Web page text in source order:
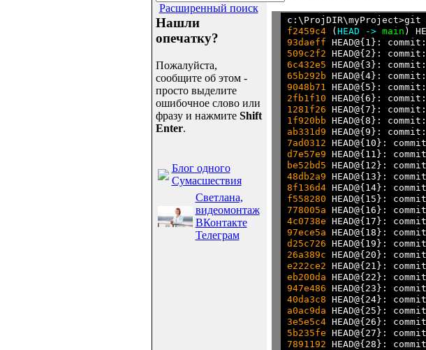
Расширенный поиск
Нашли
опечатку?
Пожалуйста,
сообщите об этом -
просто выделите
ошибочное слово или
фразу и нажмите Shift
Enter.
Блог одного
Сумасшествия
Светлана,
видеомонтаж
ВКонтакте
Телеграм
f2459c4 ( HEAD -> main
93daeff
509c2f2
6c432e5
65b292b
9048b71
2fb1f10
1281f26
1f920bb
ab331d9
7ad0312
d7e57e9
be52bd5
48db2a9
8f136d4
f558280
778005a
4c0738e
97ece5a
d25c726
26a389c
e222ce2
eb200da
947e486
40da3c8
a0ac9da
3e5e5c4
5b235fe
7891192